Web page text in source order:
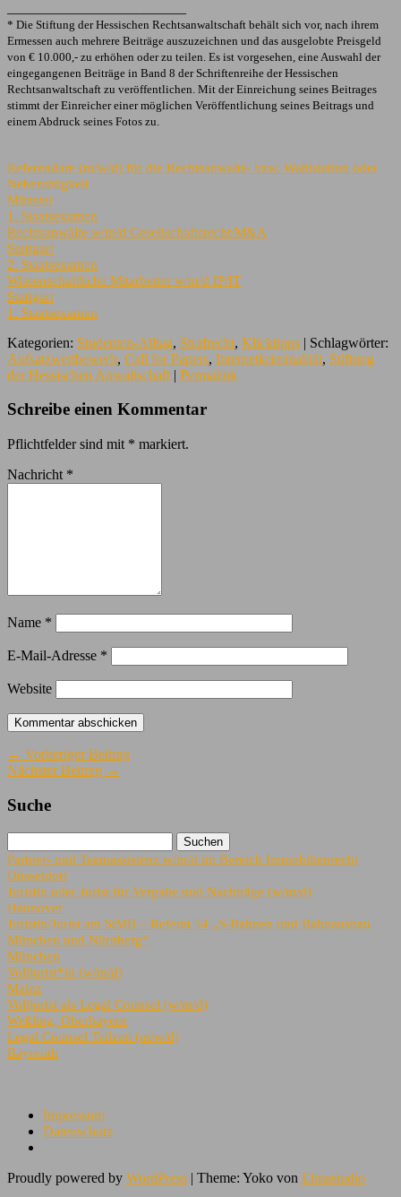
* Die Stiftung der Hessischen Rechtsanwaltschaft behält sich vor, nach ihrem
Ermessen auch mehrere Beiträge auszuzeichnen und das ausgelobte Preisgeld
von € 10.000,- zu erhöhen oder zu teilen. Es ist vorgesehen, eine Auswahl der
eingegangenen Beiträge in Band 8 der Schriftenreihe der Hessischen
Rechtsanwaltschaft zu veröffentlichen. Mit der Einreichung seines Beitrages
stimmt der Einreicher einer möglichen Veröffentlichung seines Beitrags und
einem Abdruck seines Fotos zu.
Referendare (m/w/d) für die Rechtsanwalts- bzw. Wahlstation oder
Nebentätigkeit
Münster
1. Staatsexamen
Rechtsanwälte w/m/d Gesellschaftsrecht/M&A
Stuttgart
2. Staatsexamen
Wissenschaftliche Mitarbeiter w/m/d IP/IT
Stuttgart
1. Staatsexamen
Kategorien: Studenten-Alltag, Strafrecht, Klicktipps | Schlagwörter:
Aufsatzwettbewerb, Call for Papers, Internetkriminalität, Stiftung
der Hessischen Anwaltschaft | Permalink
Schreibe einen Kommentar
Pflichtfelder sind mit * markiert.
Nachricht *
Name *
E-Mail-Adresse *
Website
← Vorheriger Beitrag
Nächster Beitrag →
Suche
Partner- und Teamassistenz w/m/d im Bereich Immobilienrecht
Düsseldorf
Juristin oder Jurist für Vergabe und Nachträge (w/m/d)
Hannover
Juristin/Jurist am StMB – Referat 54 „S-Bahnen und Bahnausbau
München und Nürnberg“
München
Volljurist*in (w/m/d)
Mainz
Volljurist als Legal Counsel (w/m/d)
Weßling, Oberbayern
Legal Counsel Teilzeit (m/w/d)
Bayreuth
Impressum
Datenschutz
Proudly powered by WordPress | Theme: Yoko von Elmastudio